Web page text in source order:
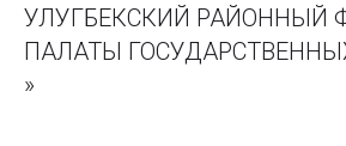
УЛУГБЕКСКИЙ РАЙОННЫЙ
ПАЛАТЫ
»